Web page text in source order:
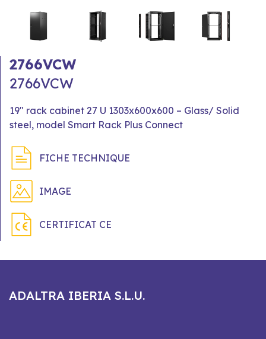
2766VCW
2766VCW
19" rack cabinet 27 U 1303x600x600 – Glass/ Solid
steel, model Smart Rack Plus Connect
FICHE TECHNIQUE
IMAGE
CERTIFICAT CE
ADALTRA IBERIA S.L.U.